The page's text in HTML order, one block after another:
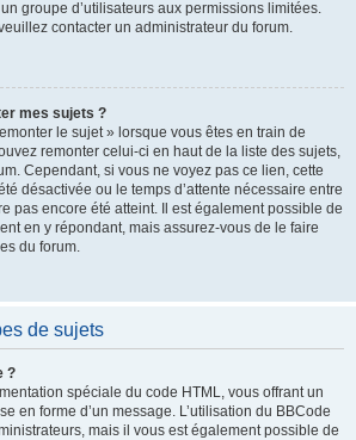
groupe d’utilisateurs aux permissions limitées.
contacter un administrateur du forum.
mes sujets ?
le sujet » lorsque vous êtes en train de
remonter celui-ci en haut de la liste des sujets,
Cependant, si vous ne voyez pas ce lien, cette
désactivée ou le temps d’attente nécessaire entre
pas encore été atteint. Il est également possible de
en y répondant, mais assurez-vous de le faire
du forum.
de sujets
?
spéciale du code HTML, vous offrant un
en forme d’un message. L’utilisation du BBCode
mais il vous est également possible de